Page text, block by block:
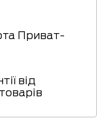
Приват-
від